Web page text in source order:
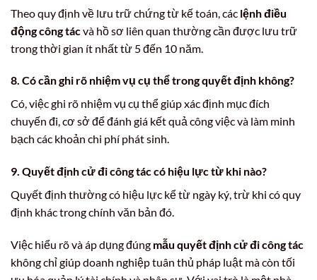
Theo quy định về lưu trữ chứng từ kế toán, các lệnh điều
động công tácvà hồ sơ liên quan thường cần được lưu trữ
trong thời gian ít nhất từ 5 đến 10 năm.
8. Có cần ghi rõ nhiệm vụ cụ thể trong quyết định không?
Có, việc ghi rõ nhiệm vụ cụ thể giúp xác định mục đích
chuyến đi, cơ sở để đánh giá kết quả công việc và làm minh
bạch các khoản chi phí phát sinh.
9. Quyết định cử đi công tác có hiệu lực từ khi nào?
Quyết định thường có hiệu lực kể từ ngày ký, trừ khi có quy
định khác trong chính văn bản đó.
Việc hiểu rõ và áp dụng đúng mẫu quyết định cử đi công tác
không chỉ giúp doanh nghiệp tuân thủ pháp luật mà còn tối